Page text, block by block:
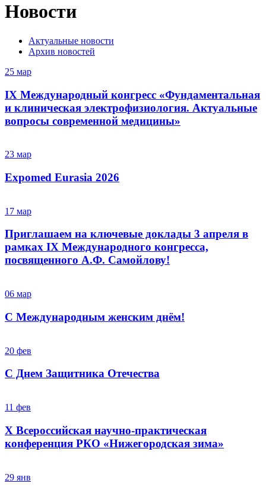
Новости
Актуальные новости
Архив новостей
25 мар
IX Международный конгресс «Фундаментальная
и клиническая электрофизиология. Актуальные
вопросы современной медицины»
23 мар
Expomed Eurasia 2026
17 мар
Приглашаем на ключевые доклады 3 апреля в
рамках IX Международного конгресса,
посвященного А.Ф. Самойлову!
06 мар
С Международным женским днём!
20 фев
С Днем Защитника Отечества
11 фев
X Всероссийская научно-практическая
конференция РКО «Нижегородская зима»
29 янв